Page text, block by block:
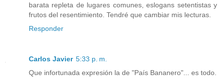
barata repleta de lugares comunes, eslogans setentistas y
frutos del resentimiento. Tendré que cambiar mis lecturas.
Responder
Carlos Javier 5:33 p. m.
Que infortunada expresión la de "País Bananero"... es todo.